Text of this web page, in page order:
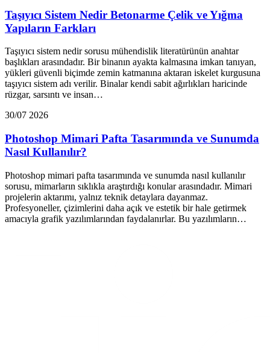
Taşıyıcı Sistem Nedir Betonarme Çelik ve Yığma
Yapıların Farkları
Taşıyıcı sistem nedir sorusu mühendislik literatürünün anahtar
başlıkları arasındadır. Bir binanın ayakta kalmasına imkan tanıyan,
yükleri güvenli biçimde zemin katmanına aktaran iskelet kurgusuna
taşıyıcı sistem adı verilir. Binalar kendi sabit ağırlıkları haricinde
rüzgar, sarsıntı ve insan…
30/07 2026
Photoshop Mimari Pafta Tasarımında ve Sunumda
Nasıl Kullanılır?
Photoshop mimari pafta tasarımında ve sunumda nasıl kullanılır
sorusu, mimarların sıklıkla araştırdığı konular arasındadır. Mimari
projelerin aktarımı, yalnız teknik detaylara dayanmaz.
Profesyoneller, çizimlerini daha açık ve estetik bir hale getirmek
amacıyla grafik yazılımlarından faydalanırlar. Bu yazılımların…